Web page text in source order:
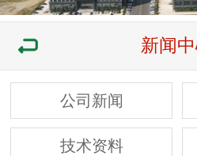
新闻
公司新闻
技术资料